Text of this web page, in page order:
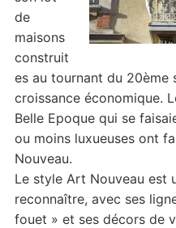
de
maisons
construit
es au tournant du 20ème
croissance économique.
Belle Epoque qui se
ou moins luxueuses ont
Nouveau.
Le style Art Nouveau est
reconnaître, avec ses
fouet » et ses décors de